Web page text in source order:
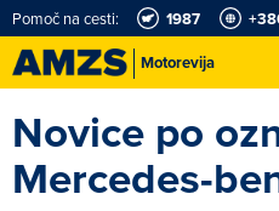
Motorevija
Pomoč na cesti: 1987
Karting in motošportni center
Novice po
Mercedes-